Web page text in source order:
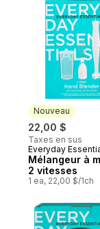
Nouveau
22,00 $
Taxes en sus
Nouveau
Everyday
Mélangeur à
2 vitesses
1 ea, 22,00 $/1ch